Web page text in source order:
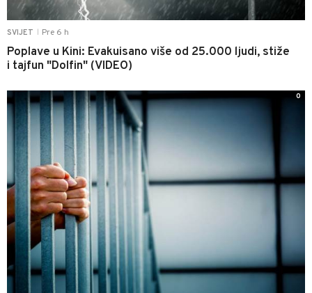
SVIJET Pre 6 h
Poplave u Kini: Evakuisano više od 25.000 ljudi, stiže
i tajfun "Dolfin" (VIDEO)
0